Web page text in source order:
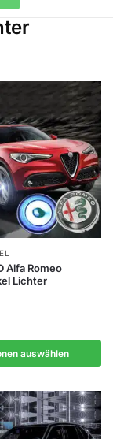
Alfa Romeo
Lichter
auswählen